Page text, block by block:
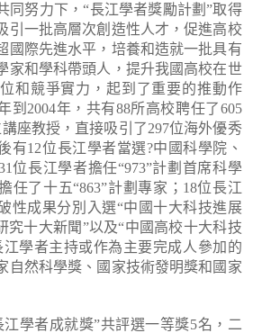
同努力下，“長江學者獎勵計劃”取得
引一批高層次創造性人才，促進高校
國際先進水平，培養和造就一批具有
家和學科帶頭人，提升我國高校在世
和競爭實力，起到了重要的推動作
到2004年，共有88所高校聘任了605
座教授，直接吸引了297位海外優秀
有12位長江學者當選?中國科學院、
位長江學者擔任“973”計劃首席科學
任了十五“863”計劃專家；18位長江
性成果分別入選“中國十大科技進展
究十大新聞”以及“中國高校十大科技
江學者主持或作為主要完成人參加的
自然科學獎、國家技術發明獎和國家
學者成就獎”共評選一等獎5名，二